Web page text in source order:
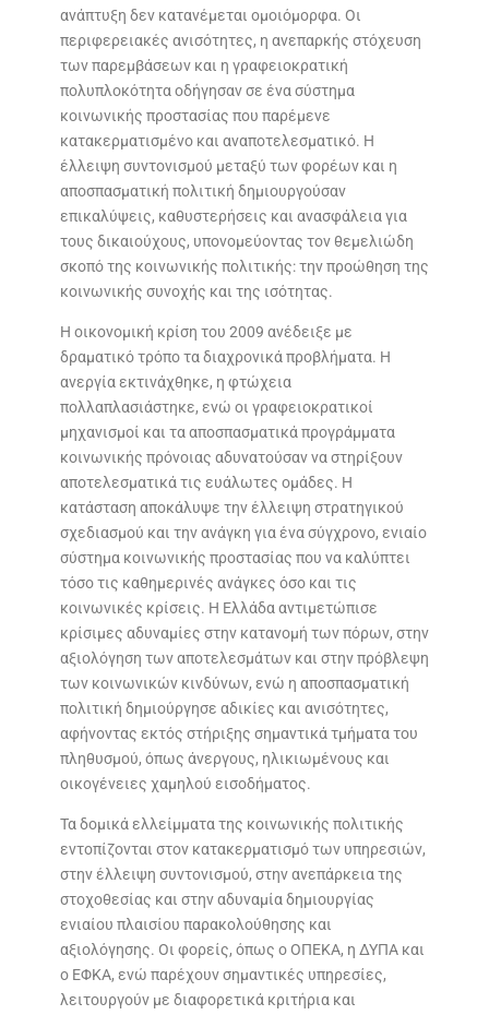
ανάπτυξη δεν κατανέμεται ομοιόμορφα. Οι
περιφερειακές ανισότητες, η ανεπαρκής στόχευση
των παρεμβάσεων και η γραφειοκρατική
πολυπλοκότητα οδήγησαν σε ένα σύστημα
κοινωνικής προστασίας που παρέμενε
κατακερματισμένο και αναποτελεσματικό. Η
έλλειψη συντονισμού μεταξύ των φορέων και η
αποσπασματική πολιτική δημιουργούσαν
επικαλύψεις, καθυστερήσεις και ανασφάλεια για
τους δικαιούχους, υπονομεύοντας τον θεμελιώδη
σκοπό της κοινωνικής πολιτικής: την προώθηση της
κοινωνικής συνοχής και της ισότητας.
Η οικονομική κρίση του 2009 ανέδειξε με
δραματικό τρόπο τα διαχρονικά προβλήματα. Η
ανεργία εκτινάχθηκε, η φτώχεια
πολλαπλασιάστηκε, ενώ οι γραφειοκρατικοί
μηχανισμοί και τα αποσπασματικά προγράμματα
κοινωνικής πρόνοιας αδυνατούσαν να στηρίξουν
αποτελεσματικά τις ευάλωτες ομάδες. Η
κατάσταση αποκάλυψε την έλλειψη στρατηγικού
σχεδιασμού και την ανάγκη για ένα σύγχρονο, ενιαίο
σύστημα κοινωνικής προστασίας που να καλύπτει
τόσο τις καθημερινές ανάγκες όσο και τις
κοινωνικές κρίσεις. Η Ελλάδα αντιμετώπισε
κρίσιμες αδυναμίες στην κατανομή των πόρων, στην
αξιολόγηση των αποτελεσμάτων και στην πρόβλεψη
των κοινωνικών κινδύνων, ενώ η αποσπασματική
πολιτική δημιούργησε αδικίες και ανισότητες,
αφήνοντας εκτός στήριξης σημαντικά τμήματα του
πληθυσμού, όπως άνεργους, ηλικιωμένους και
οικογένειες χαμηλού εισοδήματος.
Τα δομικά ελλείμματα της κοινωνικής πολιτικής
εντοπίζονται στον κατακερματισμό των υπηρεσιών,
στην έλλειψη συντονισμού, στην ανεπάρκεια της
στοχοθεσίας και στην αδυναμία δημιουργίας
ενιαίου πλαισίου παρακολούθησης και
αξιολόγησης. Οι φορείς, όπως ο ΟΠΕΚΑ, η ΔΥΠΑ και
ο ΕΦΚΑ, ενώ παρέχουν σημαντικές υπηρεσίες,
λειτουργούν με διαφορετικά κριτήρια και